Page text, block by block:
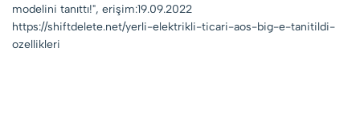
modelini tanıttı!", erişim:19.09.2022
https://shiftdelete.net/yerli-elektrikli-ticari-aos-big-e-tanitildi-
ozellikleri